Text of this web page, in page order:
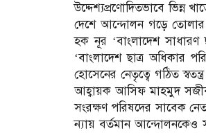
উদ্দেশ্যপ্রণোদিতভাবে ভিন্ন
দেশে আন্দোলন গড়ে তোলার
হক নূর ‘বাংলাদেশ সাধারণ
‘বাংলাদেশ ছাত্র অধিকার
হোসেনের নেতৃত্বে গঠিত
আহ্বায়ক আসিফ মাহমুদ সজীব,
সংরক্ষণ পরিষদের সাবেক
ন্যায় বর্তমান আন্দোলনকেও